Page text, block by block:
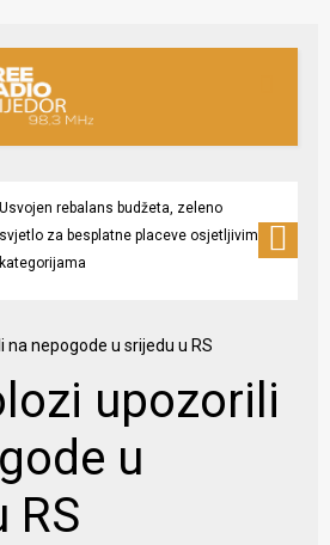
Usvojen rebalans budžeta, zeleno
svjetlo za besplatne placeve osjetljivim
kategorijama
upozorili
u
RS